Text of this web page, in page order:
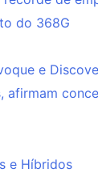
do 368G
e
afirmam
e Híbridos